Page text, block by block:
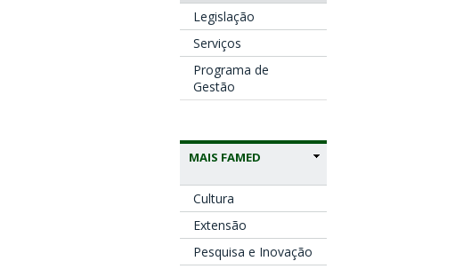
Legislação
Serviços
Programa de
Gestão
MAIS FAMED
Cultura
Extensão
Pesquisa e Inovação